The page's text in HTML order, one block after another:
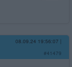
08.09.24 19:56:07 |
#41479